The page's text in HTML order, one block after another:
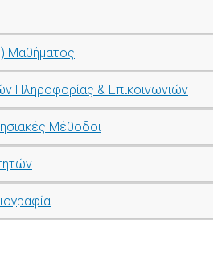
Μαθήματος
Πληροφορίας & Επικοινωνιών
Μέθοδοι